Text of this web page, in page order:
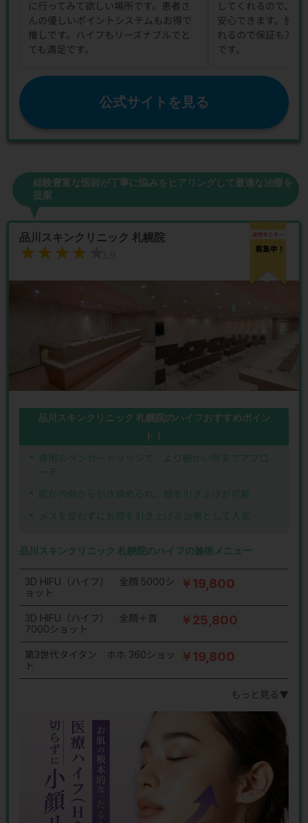
に行ってみて欲しい場所です。患者さ
んの優しいポイントシステムもお得で
推しです。ハイフもリーズナブルでと
ても満足です。
してくれるので、
安心できます。施術
れるので保証も万
です。
公式サイトを見る
経験豊富な医師が丁寧に悩みをヒアリングして最適な治療を
提案
品川スキンクリニック 札幌院
★★★★★
★★★★★3.9
品川スキンクリニック 札幌院のハイフおすすめポイン
ト！
専用のペンカートリッジで、より細かい所までアプロ
ーチ
肌が内側から引き締められ、顔を引き上げが可能
メスを使わずにお顔を引き上げる治療として人気
品川スキンクリニック 札幌院のハイフの施術メニュー
3D HIFU（ハイフ） 全顔 5000シ
ョット
￥19,800
3D HIFU（ハイフ） 全顔＋首
7000ショット
￥25,800
第3世代タイタン ホホ 360ショッ
ト
￥19,800
もっと見る▼